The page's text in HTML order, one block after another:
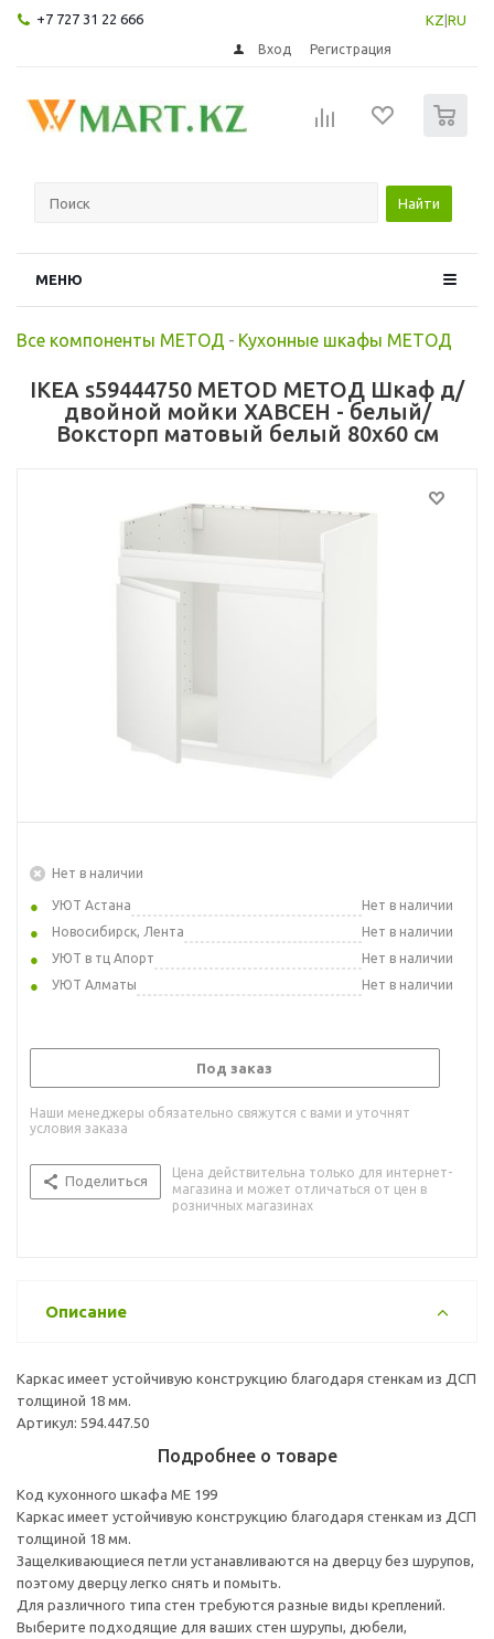
+7 727 31 22 666 KZ RU
Вход Регистрация
Найти
МЕНЮ
Все компоненты МЕТОД - Кухонные шкафы МЕТОД
IKEA s59444750 METOD МЕТОД Шкаф д/
двойной мойки ХАВСЕН - белый/
Воксторп матовый белый 80x60 см
Нет в наличии
УЮТ Астана
Нет в наличии
Новосибирск, Лента
Нет в наличии
УЮТ в тц Апорт
Нет в наличии
УЮТ Алматы
Нет в наличии
Под заказ
Наши менеджеры обязательно свяжутся с вами и уточнят
условия заказа
Поделиться
Цена действительна только для интернет-
магазина и может отличаться от цен в
розничных магазинах
Описание
Каркас имеет устойчивую конструкцию благодаря стенкам из ДСП
толщиной 18 мм.
Артикул: 594.447.50
Подробнее о товаре
Код кухонного шкафа ME 199
Каркас имеет устойчивую конструкцию благодаря стенкам из ДСП
толщиной 18 мм.
Защелкивающиеся петли устанавливаются на дверцу без шурупов,
поэтому дверцу легко снять и помыть.
Для различного типа стен требуются разные виды креплений.
Выберите подходящие для ваших стен шурупы, дюбели,